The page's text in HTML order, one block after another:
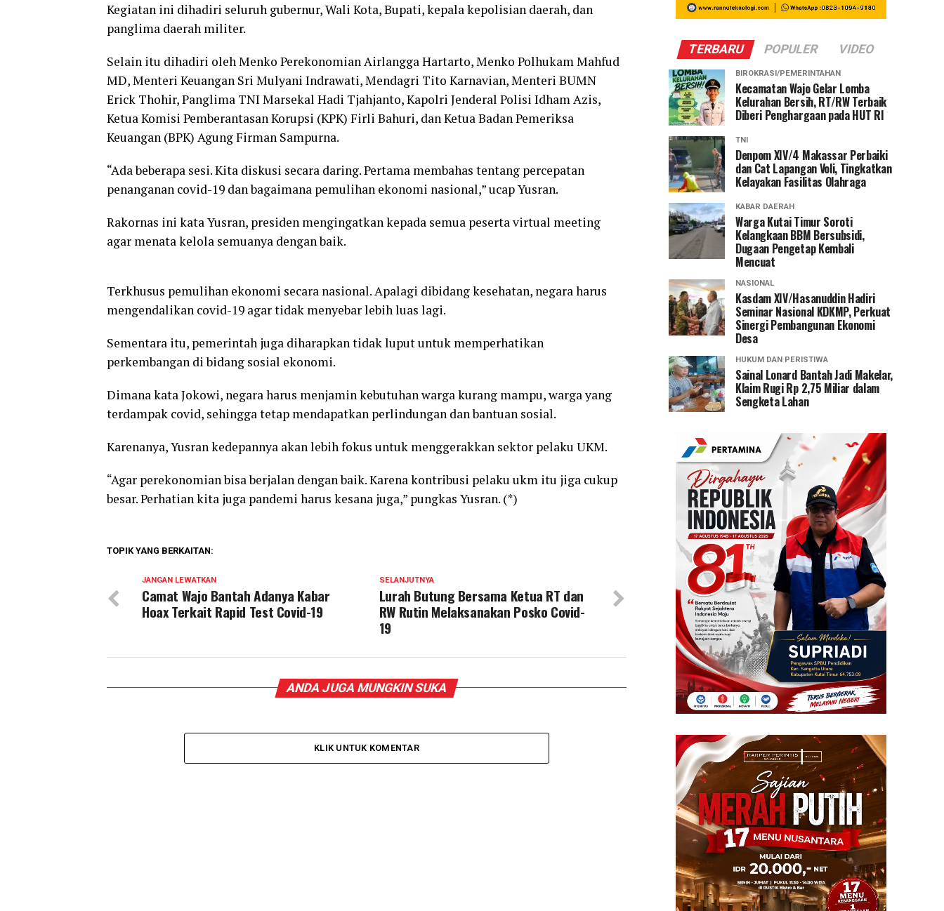
Kegiatan ini dihadiri seluruh gubernur, Wali Kota, Bupati, kepala kepolisian daerah, dan
panglima daerah militer.
Selain itu dihadiri oleh Menko Perekonomian Airlangga Hartarto, Menko Polhukam Mahfud
MD, Menteri Keuangan Sri Mulyani Indrawati, Mendagri Tito Karnavian, Menteri BUMN
Erick Thohir, Panglima TNI Marsekal Hadi Tjahjanto, Kapolri Jenderal Polisi Idham Azis,
Ketua Komisi Pemberantasan Korupsi (KPK) Firli Bahuri, dan Ketua Badan Pemeriksa
Keuangan (BPK) Agung Firman Sampurna.
“Ada beberapa sesi. Kita diskusi secara daring. Pertama membahas tentang percepatan
penanganan covid-19 dan bagaimana pemulihan ekonomi nasional,” ucap Yusran.
Rakornas ini kata Yusran, presiden mengingatkan kepada semua peserta virtual meeting
agar menata kelola semuanya dengan baik.
Terkhusus pemulihan ekonomi secara nasional. Apalagi dibidang kesehatan, negara harus
mengendalikan covid-19 agar tidak menyebar lebih luas lagi.
Sementara itu, pemerintah juga diharapkan tidak luput untuk memperhatikan
perkembangan di bidang sosial ekonomi.
Dimana kata Jokowi, negara harus menjamin kebutuhan warga kurang mampu, warga yang
terdampak covid, sehingga tetap mendapatkan perlindungan dan bantuan sosial.
Karenanya, Yusran kedepannya akan lebih fokus untuk menggerakkan sektor pelaku UKM.
“Agar perekonomian bisa berjalan dengan baik. Karena kontribusi pelaku ukm itu jiga cukup
besar. Perhatian kita juga pandemi harus kesana juga,” pungkas Yusran. (*)
TOPIK YANG BERKAITAN:
SELANJUTNYA
Lurah Butung Bersama Ketua RT dan
RW Rutin Melaksanakan Posko Covid-
19
JANGAN LEWATKAN
Camat Wajo Bantah Adanya Kabar
Hoax Terkait Rapid Test Covid-19
ANDA JUGA MUNGKIN SUKA
KLIK UNTUK KOMENTAR
TERBARU POPULER VIDEO
BIROKRASI/PEMERINTAHAN
Kecamatan Wajo Gelar Lomba
Kelurahan Bersih, RT/RW Terbaik
Diberi Penghargaan pada HUT RI
TNI
Denpom XIV/4 Makassar Perbaiki
dan Cat Lapangan Voli, Tingkatkan
Kelayakan Fasilitas Olahraga
KABAR DAERAH
Warga Kutai Timur Soroti
Kelangkaan BBM Bersubsidi,
Dugaan Pengetap Kembali
Mencuat
NASIONAL
Kasdam XIV/Hasanuddin Hadiri
Seminar Nasional KDKMP, Perkuat
Sinergi Pembangunan Ekonomi
Desa
HUKUM DAN PERISTIWA
Sainal Lonard Bantah Jadi Makelar,
Klaim Rugi Rp 2,75 Miliar dalam
Sengketa Lahan